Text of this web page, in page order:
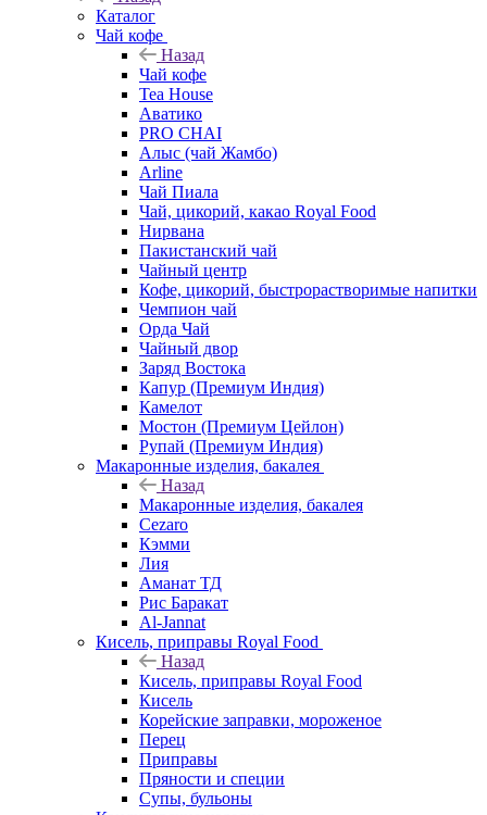
Каталог
Чай кофе
Назад
Чай кофе
Tea House
Аватико
PRO CHAI
Алыс (чай Жамбо)
Arline
Чай Пиала
Чай, цикорий, какао Royal Food
Нирвана
Пакистанский чай
Чайный центр
Кофе, цикорий, быстрорастворимые напитки
Чемпион чай
Орда Чай
Чайный двор
Заряд Востока
Капур (Премиум Индия)
Камелот
Мостон (Премиум Цейлон)
Рупай (Премиум Индия)
Макаронные изделия, бакалея
Назад
Макаронные изделия, бакалея
Cezaro
Кэмми
Лия
Аманат ТД
Рис Баракат
Al-Jannat
Кисель, приправы Royal Food
Назад
Кисель, приправы Royal Food
Кисель
Корейские заправки, мороженое
Перец
Приправы
Пряности и специи
Супы, бульоны